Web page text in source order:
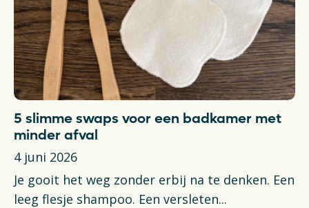
5 slimme swaps voor een badkamer met
minder afval
4 juni 2026
Je gooit het weg zonder erbij na te denken. Een
leeg flesje shampoo. Een versleten...